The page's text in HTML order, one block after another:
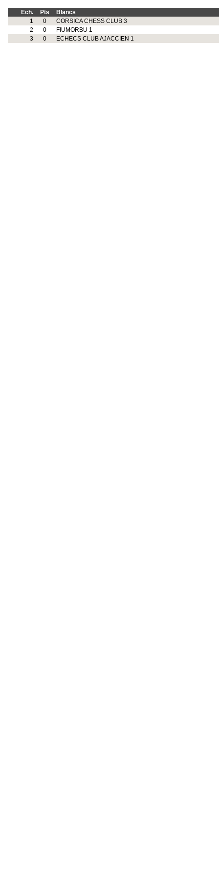
Ech. Pts
Blancs
1
0
CORSICA CHESS CLUB 3
2
0
FIUMORBU 1
3
0 ECHECS CLUB AJACCIEN 1